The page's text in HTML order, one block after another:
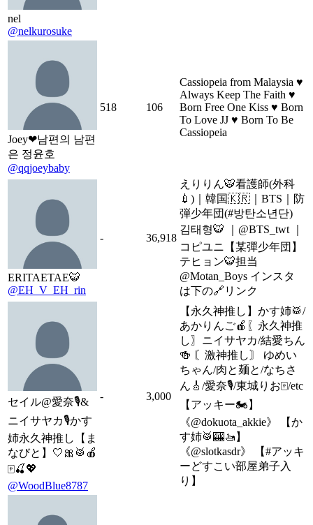
nel
@nelkurosuke
Joey❤남편의 남편
은 정윤호
@qqjoeybaby
518 106
Cassiopeia from Malaysia ♥
Always Keep The Faith ♥
Born Free One Kiss ♥ Born
To Love JJ ♥ Born To Be
Cassiopeia
ERITAETAE🐯
@EH_V_EH_rin
- 36,918
えりりん🐯看護師(外科
💉)｜韓国🇰🇷｜BTS｜防
弾少年団(#방탄소년단)
김태형🐯 ︎︎︎︎｜@BTS_twt ｜
コピユニ【某彈少年団】
テヒョン🐯担当
@Motan_Boys インスタ
は下の🔗リンク
セイル@愛奈🎙&
ニイサヤカ🎙かす
姉永久神推し【ま
なびと】🤍🎀🥁🍎
🀄🍒💖
@WoodBlue8787
- 3,000
【永久神推し】かす姉🥁/
あかりんご🍎〖永久神推
し〗ニイサヤカ/結愛ちん
🍻 〘激神推し〙 ゆめい
ちゃん/肉と麺と/なちさ
ん🎸/愛奈🎙/東城りお🀄/etc
【アッキー🏍】
《@dokuota_akkie》 【か
す姉🥁🎰🚤】
《@slotkasdr》 【#アッキ
ーどすこい部屋弟子入
り】